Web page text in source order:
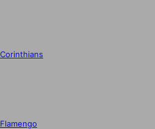
Corinthians
Flamengo